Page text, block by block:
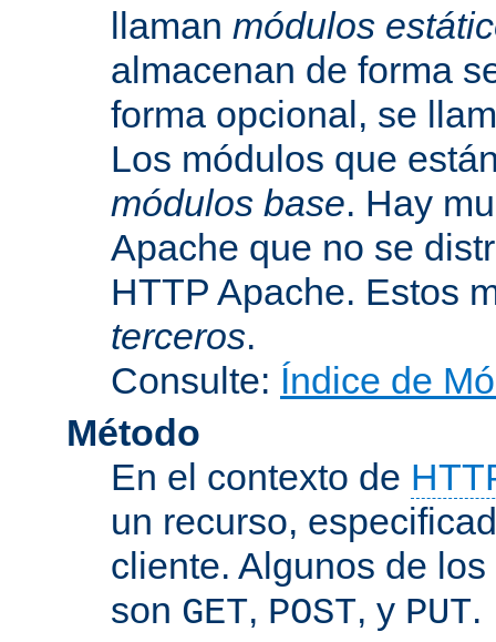
llaman módulos
almacenan de forma
forma opcional, se
Los módulos que
módulos base. Hay
Apache que no se
HTTP Apache. Estos
terceros.
Consulte: Índice de
Método
En el contexto de
un recurso,
cliente. Algunos de
son GET, POST, y PUT.